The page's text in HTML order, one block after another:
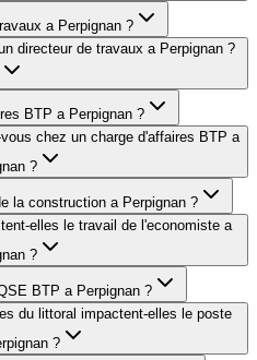
a Perpignan ?
directeur de travaux a Perpignan ?
BTP a Perpignan ?
chez un charge d'affaires BTP a
?
la construction a Perpignan ?
elles le travail de l'economiste a
?
BTP a Perpignan ?
du littoral impactent-elles le poste
?